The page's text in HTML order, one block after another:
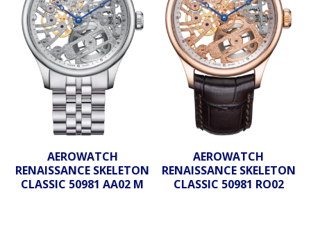
AEROWATCH
RENAISSANCE SKELETON
CLASSIC 50981 AA02 M
AEROWATCH
RENAISSANCE SKELETON
CLASSIC 50981 RO02